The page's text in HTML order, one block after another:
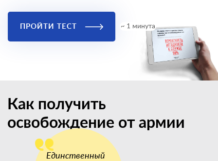
ПРОЙТИ ТЕСТ ~ 1 минута
Как получить
освобождение от армии